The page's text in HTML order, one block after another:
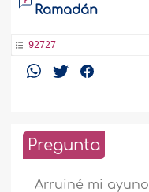
Ramadán
92727
Pregunta
Arruiné mi